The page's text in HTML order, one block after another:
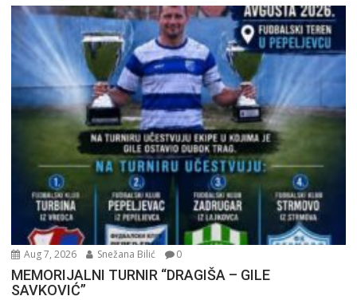
Aug 7, 2026 Snežana Bilić 0
MEMORIJALNI TURNIR “DRAGIŠA – GILE
SAVKOVIĆ”